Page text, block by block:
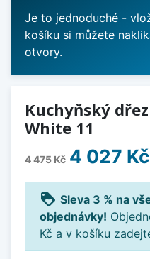
Je to jednoduché -
košíku si můžete
otvory.
Kuchyňský
White 11
4 475 Kč 4 027 Kč
loyalty Sleva 3 % na
objednávky!
Kč a v košíku